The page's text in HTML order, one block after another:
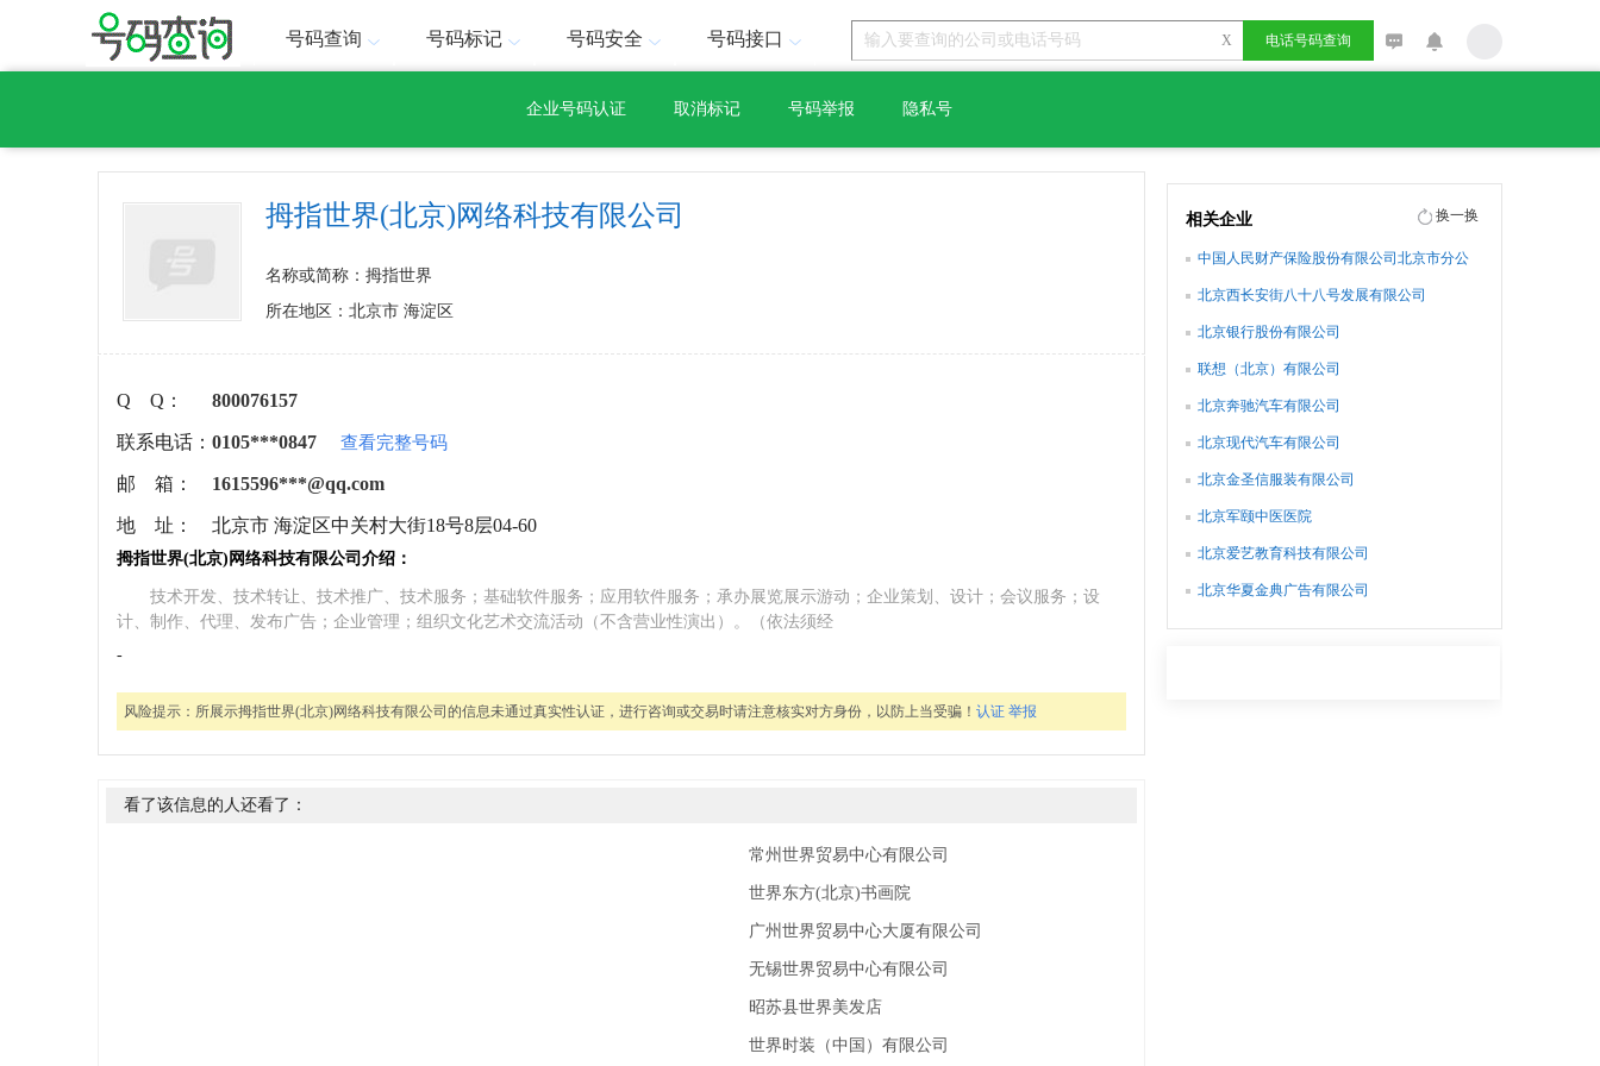
号码查询 号码标记 号码安全 号码接口 X 电话号码查询
企业号码认证 取消标记 号码举报 隐私号
拇指世界(北京)网络科技有限公司
名称或简称：拇指世界
所在地区：北京市 海淀区
Q Q： 800076157
联系电话： 0105***0847 查看完整号码
邮 箱： 1615596***@qq.com
地 址： 北京市 海淀区中关村大街18号8层04-60
拇指世界(北京)网络科技有限公司介绍：
技术开发、技术转让、技术推广、技术服务；基础软件服务；应用软件服务；承办展览展示游动；企业策划、设计；会议服务；设
计、制作、代理、发布广告；企业管理；组织文化艺术交流活动（不含营业性演出）。（依法须经
-
风险提示： 所展示拇指世界(北京)网络科技有限公司的信息未通过真实性认证，进行咨询或交易时请注意核实对方身份，以防上当受骗！ 认证 举报
看了该信息的人还看了：
常州世界贸易中心有限公司
世界东方(北京)书画院
广州世界贸易中心大厦有限公司
无锡世界贸易中心有限公司
昭苏县世界美发店
世界时装（中国）有限公司
相关企业 换一换
中国人民财产保险股份有限公司北京市分公
北京西长安街八十八号发展有限公司
北京银行股份有限公司
联想（北京）有限公司
北京奔驰汽车有限公司
北京现代汽车有限公司
北京金圣信服装有限公司
北京军颐中医医院
北京爱艺教育科技有限公司
北京华夏金典广告有限公司